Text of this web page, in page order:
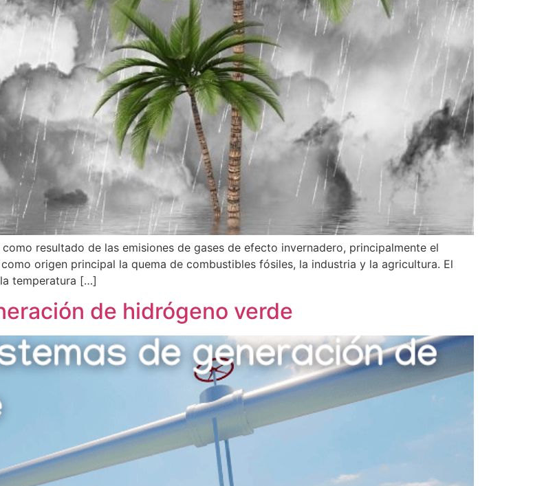
resultado de las emisiones de gases de efecto invernadero, principalmente el
origen principal la quema de combustibles fósiles, la industria y la agricultura. El
temperatura […]
de hidrógeno verde